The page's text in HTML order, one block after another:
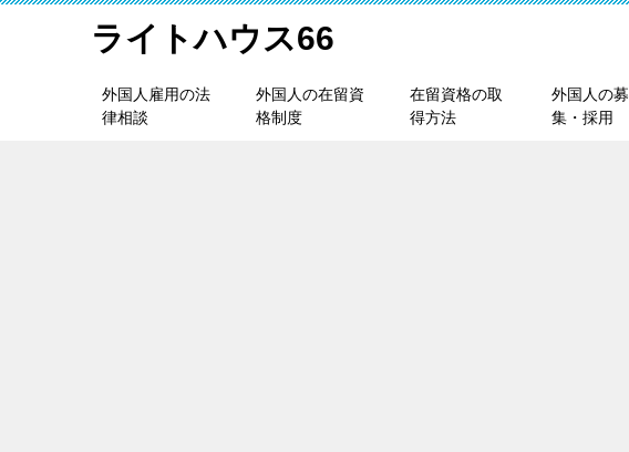
ライトハウス66
外国人雇用の法
律相談
外国人の在留資
格制度
在留資格の取
得方法
外国人の募
集・採用